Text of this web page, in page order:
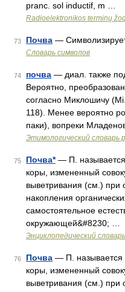
pranc. sol inductif, m …
Radioelektronikos terminų
73 Почва —
Словарь символов
74 почва — диал. также
Вероятно,
согласно Миклошичу
118). Менее вероятно
паки), вопреки
Этимологический словарь
75 Почва*— П. называется
коры, измененный
выветривания (см.) при
накопления
самостоятельное
окружающей&#8230; …
Энциклопедический
76 Почва — П. называется
коры, измененный
выветривания (см.) при